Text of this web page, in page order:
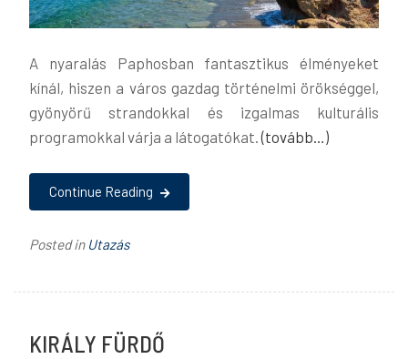
A nyaralás Paphosban fantasztikus élményeket
kínál, hiszen a város gazdag történelmi örökséggel,
gyönyörű strandokkal és izgalmas kulturális
programokkal várja a látogatókat.(tovább…)
Continue Reading
Posted in Utazás
KIRÁLY FÜRDŐ